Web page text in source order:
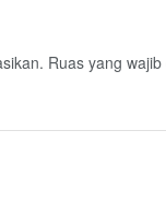
Ruas yang